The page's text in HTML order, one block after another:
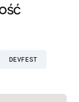
DEVFEST